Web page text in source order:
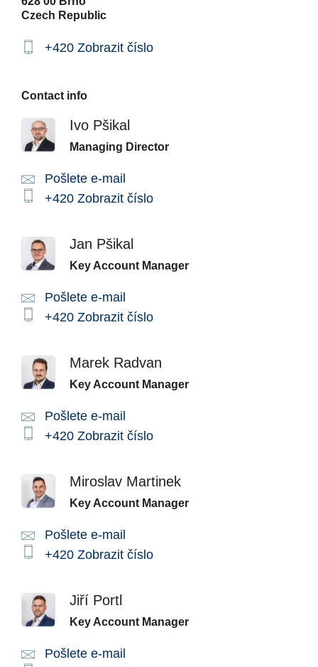
Czech Republic
Phone:
+420 Zobrazit číslo
Contact info
Ivo Pšikal
Managing Director
Email:
Pošlete e-mail
Phone:
+420 Zobrazit číslo
Jan Pšikal
Key Account Manager
Email:
Pošlete e-mail
Phone:
+420 Zobrazit číslo
Marek Radvan
Key Account Manager
Email:
Pošlete e-mail
Phone:
+420 Zobrazit číslo
Miroslav Martinek
Key Account Manager
Email:
Pošlete e-mail
Phone:
+420 Zobrazit číslo
Jiří Portl
Key Account Manager
Email:
Pošlete e-mail